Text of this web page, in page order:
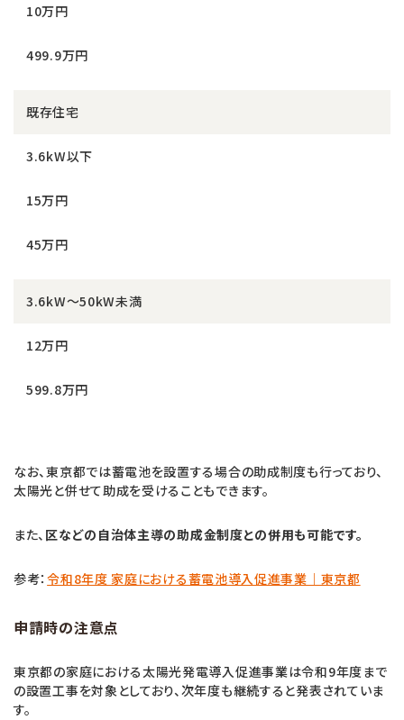
10万円
499.9万円
既存住宅
3.6kW以下
15万円
45万円
3.6kW～50kW未満
12万円
599.8万円
なお、東京都では蓄電池を設置する場合の助成制度も行っており、
太陽光と併せて助成を受けることもできます。
また、 区などの自治体主導の助成金制度との併用も可能です。
参考：令和8年度 家庭における蓄電池導入促進事業｜東京都
申請時の注意点
東京都の家庭における太陽光発電導入促進事業は令和9年度まで
の設置工事を対象としており、次年度も継続すると発表されていま
す。